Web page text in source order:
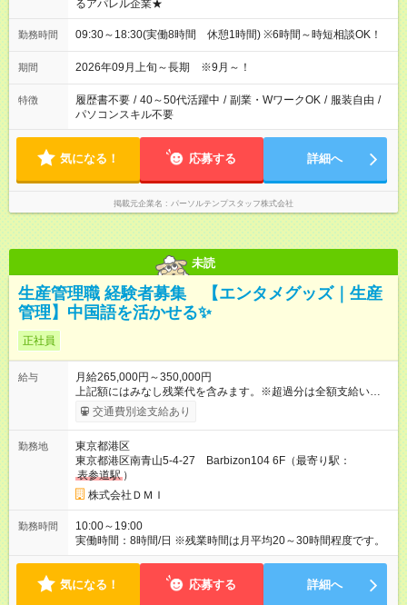
るアパレル企業★
勤務時間 09:30～18:30(実働8時間 休憩1時間) ※6時間～時短相談OK！
期間 2026年09月上旬～長期 ※9月～！
特徴 履歴書不要 / 40～50代活躍中 / 副業・WワークOK / 服装自由 /
パソコンスキル不要
気になる！ 応募する 詳細へ
掲載元企業名 パーソルテンプスタッフ株式会社
未読
生産管理職 経験者募集 【エンタメグッズ｜生産
管理】中国語を活かせる✨
正社員
給与
月給265,000円～350,000円
上記額にはみなし残業代を含みます。※超過分は全額支給いたし
ます。 みなし残業代 53,000円 ～ 96,000円／月 みなし残業時
間 34時間 ～ 45時間／月 ※経験や能力を考慮の上、決定しま
月34時間分（5万3000円）の固定残業手当、月10時間分の深夜
勤務手当（4000円）を含みます。 月給35万円の場合は、一律支
給である月45時間分（8万6000円）の固定残業手当、月25時間
分の深夜勤務手当（1万円）を含みます。 超過した分は別途残業
手当を100%支給します。 【試用期間】試用期間あり 試用期間
の長さ：6ヶ月 雇用形態、給与は本採用時と同じです。
交通費別途支給あり
勤務地
東京都港区
東京都港区南青山5-4-27 Barbizon104 6F（最寄り駅：
表参道駅 ）
株式会社ＤＭＩ
勤務時間
10:00～19:00
実働時間：8時間/日 ※残業時間は月平均20～30時間程度です。
気になる！ 応募する 詳細へ